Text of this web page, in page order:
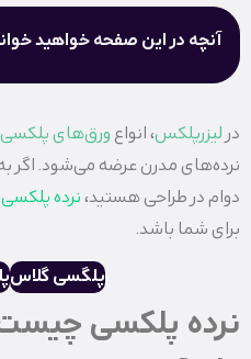
آنچه در این صفحه خواهید
در لیزرپلکس، انواع ورق‌های
نرده‌های مدرن عرضه می‌شود. اگر به
دوام در طراحی هستید،نرده پلکسی
برای شما باشد.
پلگسی گلاس
نرده پلکسی